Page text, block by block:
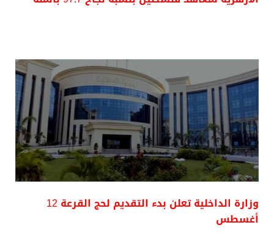
وزارة الداخلية تعلن بدء التقديم لحج القرعة 12
أغسطس